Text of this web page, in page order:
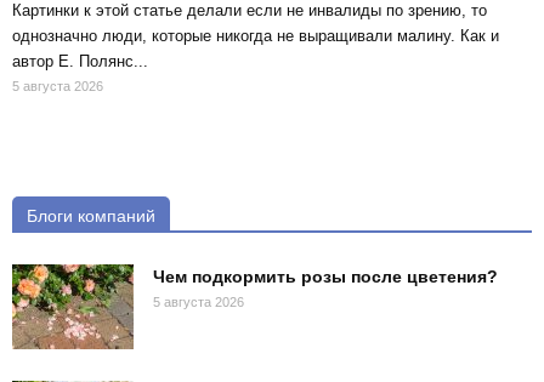
Картинки к этой статье делали если не инвалиды по зрению, то
однозначно люди, которые никогда не выращивали малину. Как и
автор Е. Полянс...
5 августа 2026
Блоги компаний
Чем подкормить розы после цветения?
5 августа 2026